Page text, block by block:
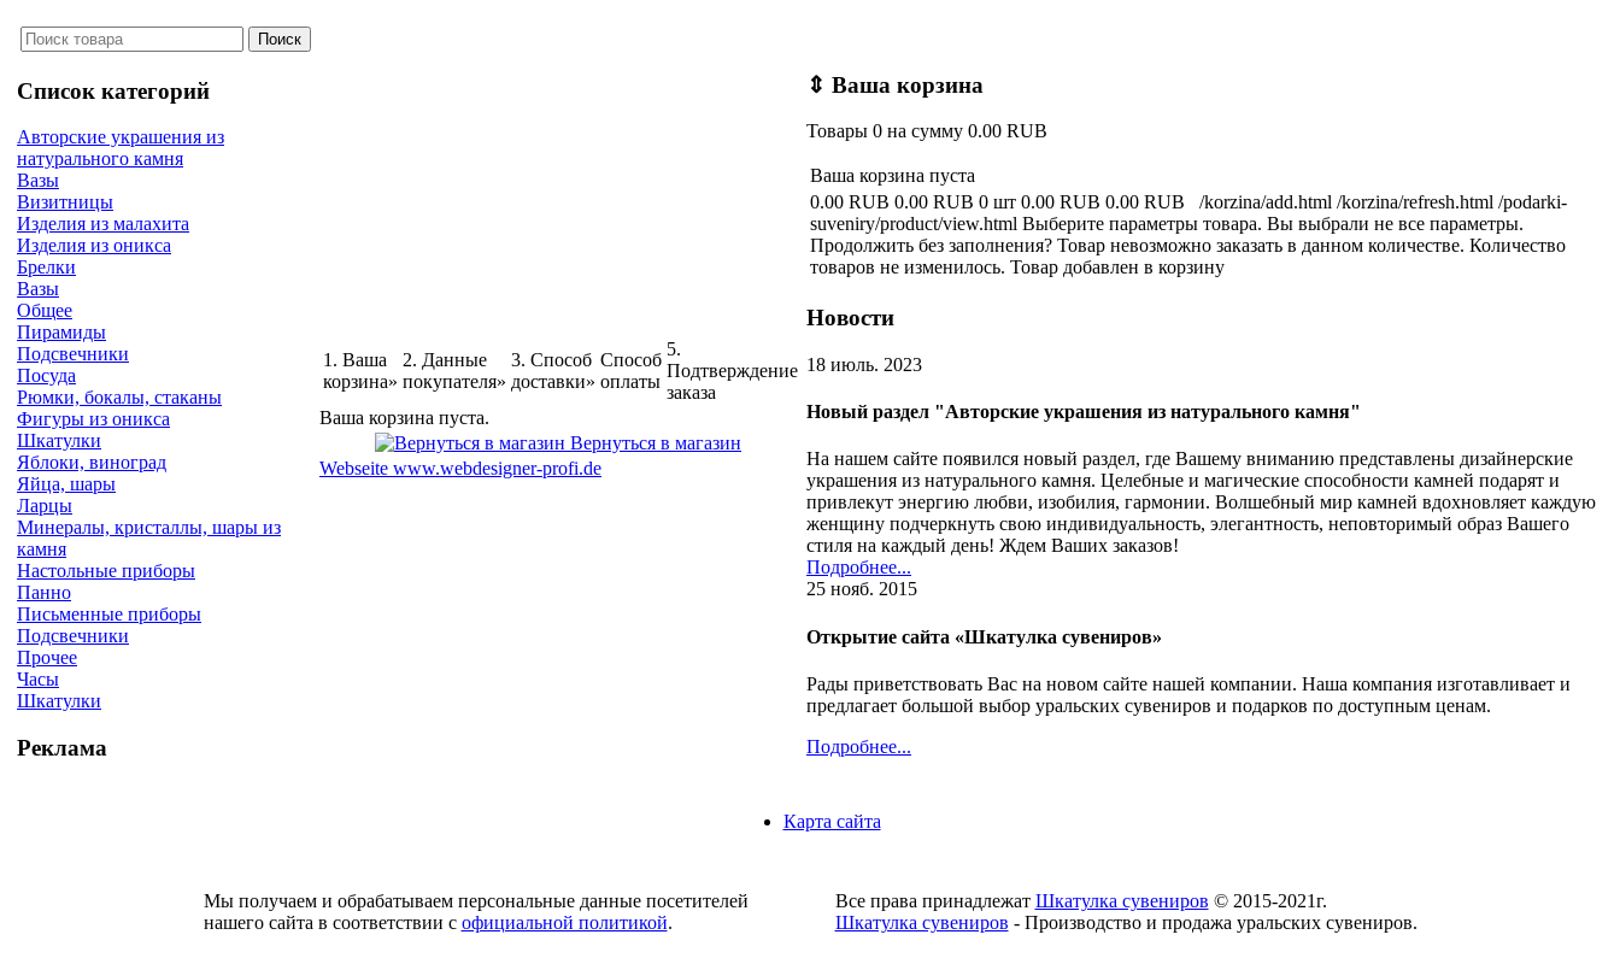
Список категорий
Авторские украшения из
натурального камня
Вазы
Визитницы
Изделия из малахита
Изделия из оникса
Брелки
Вазы
Общее
Пирамиды
Подсвечники
Посуда
Рюмки, бокалы, стаканы
Фигуры из оникса
Шкатулки
Яблоки, виноград
Яйца, шары
Ларцы
Минералы, кристаллы, шары из
камня
Настольные приборы
Панно
Письменные приборы
Подсвечники
Прочее
Часы
Шкатулки
Реклама
1. Ваша
корзина»
2. Данные
покупателя»
3. Способ
доставки»
Способ
оплаты
5.
Подтверждение
заказа
Ваша корзина пуста.
Вернуться в магазин
Webseite www.webdesigner-profi.de
⇕ Ваша корзина
Товары 0 на сумму 0.00 RUB
Ваша корзина пуста
0.00 RUB 0.00 RUB 0 шт 0.00 RUB 0.00 RUB /korzina/add.html /korzina/refresh.html /podarki-
suveniry/product/view.html Выберите параметры товара. Вы выбрали не все параметры.
Продолжить без заполнения? Товар невозможно заказать в данном количестве. Количество
товаров не изменилось. Товар добавлен в корзину
Новости
18 июль. 2023
Новый раздел "Авторские украшения из натурального камня"
На нашем сайте появился новый раздел, где Вашему вниманию представлены дизайнерские
украшения из натурального камня. Целебные и магические способности камней подарят и
привлекут энергию любви, изобилия, гармонии. Волшебный мир камней вдохновляет каждую
женщину подчеркнуть свою индивидуальность, элегантность, неповторимый образ Вашего
стиля на каждый день! Ждем Ваших заказов!
Подробнее...
25 нояб. 2015
Открытие сайта «Шкатулка сувениров»
Рады приветствовать Вас на новом сайте нашей компании. Наша компания изготавливает и
предлагает большой выбор уральских сувениров и подарков по доступным ценам.
Подробнее...
Карта сайта
Мы получаем и обрабатываем персональные данные посетителей
нашего сайта в соответствии с официальной политикой.
Все права принадлежат Шкатулка сувениров © 2015-2021г.
Шкатулка сувениров - Производство и продажа уральских сувениров.